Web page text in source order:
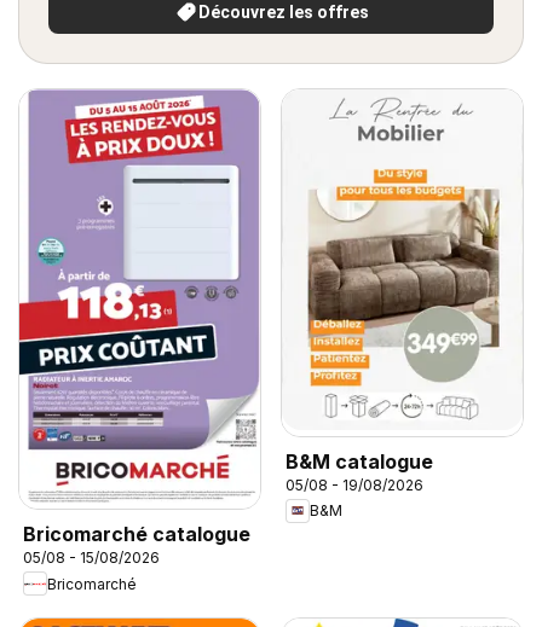
Découvrez les offres
Bricomarché catalogue
05/08 - 15/08/2026
Bricomarché
B&M catalogue
05/08 - 19/08/2026
B&M